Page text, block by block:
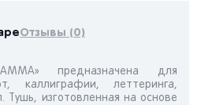
Отзывы (0)
предназначена для
каллиграфии, леттеринга,
изготовленная на основе